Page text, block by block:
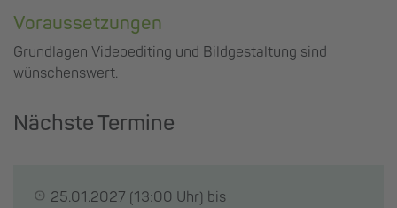
Voraussetzungen
Grundlagen Videoediting und Bildgestaltung sind
wünschenswert.
Nächste Termine
25.01.2027 (13:00 Uhr) bis